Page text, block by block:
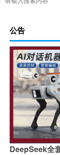
公告
DeepSeek全